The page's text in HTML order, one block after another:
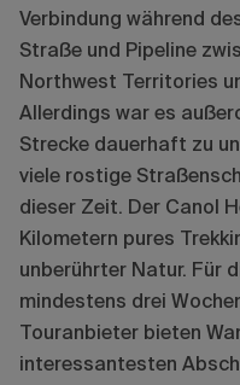
Verbindung während
Straße und Pipeline
Northwest Territories
Allerdings war es
Strecke dauerhaft zu
viele rostige
dieser Zeit. Der Canol
Kilometern pures
unberührter Natur. Für
mindestens drei
Touranbieter bieten
interessantesten